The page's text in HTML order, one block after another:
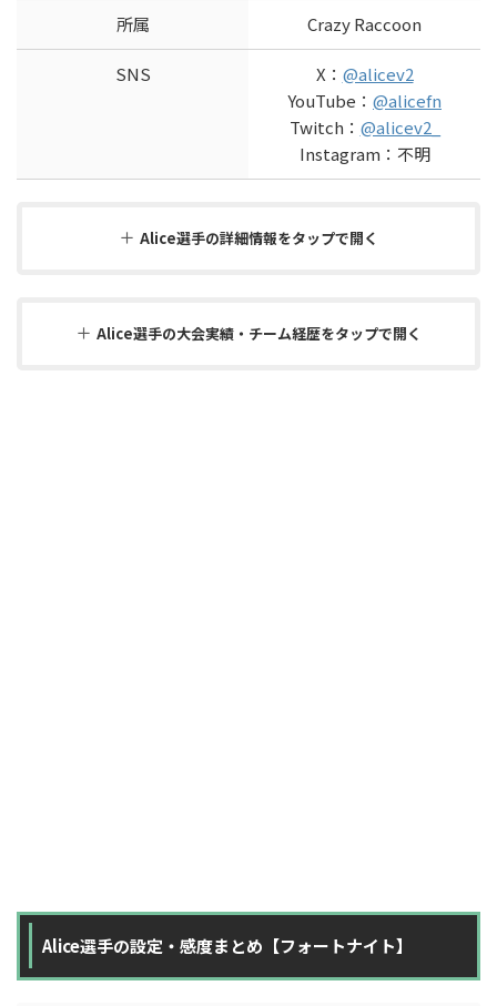
所属 Crazy Raccoon
SNS X： @alicev2
YouTube： @alicefn
Twitch： @alicev2_
Instagram：不明
Alice選手の詳細情報をタップで開く
Alice選手の大会実績・チーム経歴をタップで開く
Alice選手の設定・感度まとめ【フォートナイト】